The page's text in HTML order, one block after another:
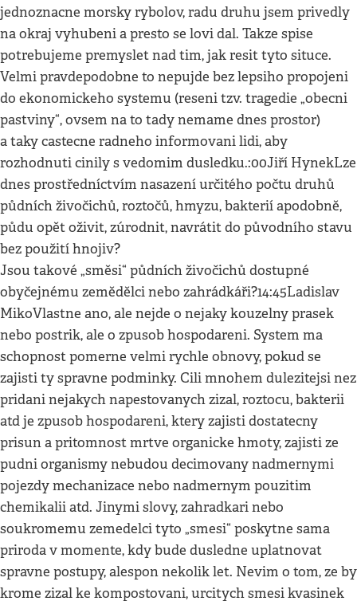
jednoznacne morsky rybolov, radu druhu jsem privedly
na okraj vyhubeni a presto se lovi dal. Takze spise
potrebujeme premyslet nad tim, jak resit tyto situce.
Velmi pravdepodobne to nepujde bez lepsiho propojeni
do ekonomickeho systemu (reseni tzv. tragedie „obecni
pastviny“, ovsem na to tady nemame dnes prostor)
a taky castecne radneho informovani lidi, aby
rozhodnuti cinily s vedomim dusledku.:00Jiří HynekLze
dnes prostředníctvím nasazení určitého počtu druhů
půdních živočichů, roztočů, hmyzu, bakterií apodobně,
půdu opět oživit, zúrodnit, navrátit do původního stavu
bez použití hnojiv?
Jsou takové „směsi“ půdních živočichů dostupné
obyčejnému zemědělci nebo zahrádkáři?14:45Ladislav
MikoVlastne ano, ale nejde o nejaky kouzelny prasek
nebo postrik, ale o zpusob hospodareni. System ma
schopnost pomerne velmi rychle obnovy, pokud se
zajisti ty spravne podminky. Cili mnohem dulezitejsi nez
pridani nejakych napestovanych zizal, roztocu, bakterii
atd je zpusob hospodareni, ktery zajisti dostatecny
prisun a pritomnost mrtve organicke hmoty, zajisti ze
pudni organismy nebudou decimovany nadmernymi
pojezdy mechanizace nebo nadmernym pouzitim
chemikalii atd. Jinymi slovy, zahradkari nebo
soukromemu zemedelci tyto „smesi“ poskytne sama
priroda v momente, kdy bude dusledne uplatnovat
spravne postupy, alespon nekolik let. Nevim o tom, ze by
krome zizal ke kompostovani, urcitych smesi kvasinek